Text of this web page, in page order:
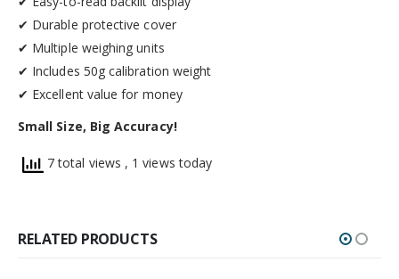
✔ Durable protective cover
✔ Multiple weighing units
✔ Includes 50g calibration weight
✔ Excellent value for money
Small Size, Big Accuracy!
7 total views , 1 views today
RELATED PRODUCTS